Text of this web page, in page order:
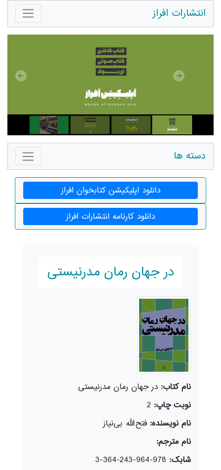
انتشارات افراز
دسته ها
دانلود اپلیکیشن کتابخوان افراز
دانلود کارنامه انتشارات افراز
در جهان رمان مدرنیستی
نام کتاب: در جهان رمان مدرنیستی
نوبت چاپ: 2
نام نویسنده: فتح‌الله بی‌نیاز
نام مترجم:
شابک: 978-964-243-364-3